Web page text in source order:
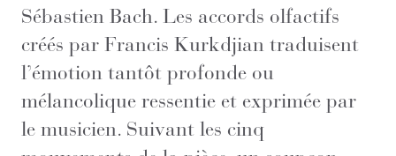
Sébastien Bach. Les accords olfactifs
créés par Francis Kurkdjian traduisent
l’émotion tantôt profonde ou
mélancolique ressentie et exprimée par
le musicien. Suivant les cinq